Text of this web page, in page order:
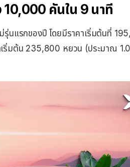
คันใน 9 นาที
รุ่นแรกของปี โดยมีราคาเริ่มต้นที่
ริ่มต้น 235,800 หยวน (ประมาณ